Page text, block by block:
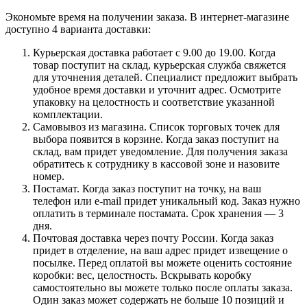
Экономьте время на получении заказа. В интернет-магазине
доступно 4 варианта доставки:
Курьерская доставка работает с 9.00 до 19.00. Когда
товар поступит на склад, курьерская служба свяжется
для уточнения деталей. Специалист предложит выбрать
удобное время доставки и уточнит адрес. Осмотрите
упаковку на целостность и соответствие указанной
комплектации.
Самовывоз из магазина. Список торговых точек для
выбора появится в корзине. Когда заказ поступит на
склад, вам придет уведомление. Для получения заказа
обратитесь к сотруднику в кассовой зоне и назовите
номер.
Постамат. Когда заказ поступит на точку, на ваш
телефон или e-mail придет уникальный код. Заказ нужно
оплатить в терминале постамата. Срок хранения — 3
дня.
Почтовая доставка через почту России. Когда заказ
придет в отделение, на ваш адрес придет извещение о
посылке. Перед оплатой вы можете оценить состояние
коробки: вес, целостность. Вскрывать коробку
самостоятельно вы можете только после оплаты заказа.
Один заказ может содержать не больше 10 позиций и